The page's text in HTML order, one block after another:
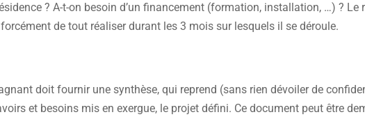
? A-t-on besoin d’un financement (formation, installation, …) ? Le
de tout réaliser durant les 3 mois sur lesquels il se déroule.
doit fournir une synthèse, qui reprend (sans rien dévoiler de
et besoins mis en exergue, le projet défini. Ce document peut être